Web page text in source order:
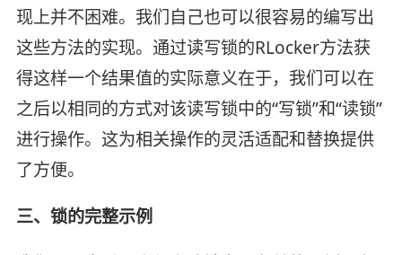
现上并不困难。我们自己也可以很容易的编写出
这些方法的实现。通过读写锁的RLocker方法获
得这样一个结果值的实际意义在于，我们可以在
之后以相同的方式对该读写锁中的“写锁”和“读锁”
进行操作。这为相关操作的灵活适配和替换提供
了方便。
三、锁的完整示例